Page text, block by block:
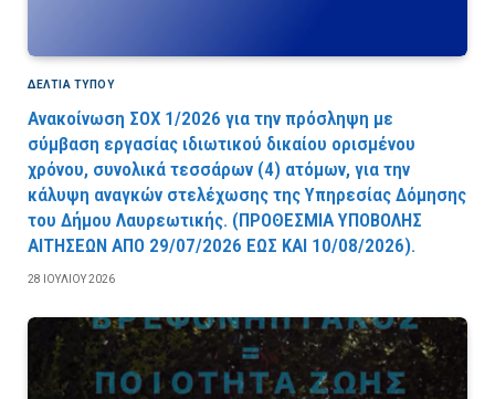
ΔΕΛΤΙΑ ΤΥΠΟΥ
Ανακοίνωση ΣΟΧ 1/2026 για την πρόσληψη με
σύμβαση εργασίας ιδιωτικού δικαίου ορισμένου
χρόνου, συνολικά τεσσάρων (4) ατόμων, για την
κάλυψη αναγκών στελέχωσης της Υπηρεσίας Δόμησης
του Δήμου Λαυρεωτικής. (ΠPOΘEΣMIA YΠOBOΛHΣ
AITHΣEΩN AΠO 29/07/2026 EΩΣ KAI 10/08/2026).
28 ΙΟΥΛΊΟΥ 2026